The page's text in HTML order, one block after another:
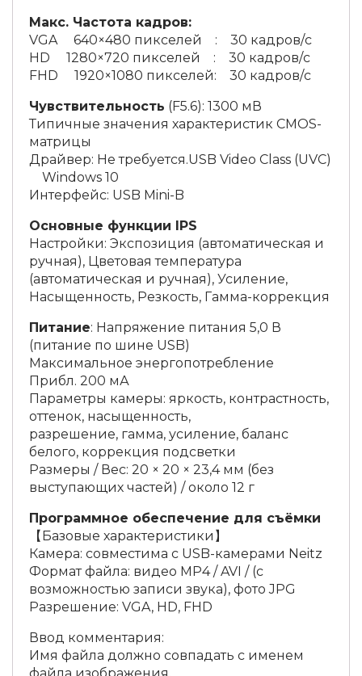
Макс. Частота кадров:
VGA 640×480 пикселей : 30 кадров/с
HD 1280×720 пикселей : 30 кадров/с
FHD 1920×1080 пикселей: 30 кадров/с
Чувствительность (F5.6): 1300 мВ
Типичные значения характеристик CMOS-
матрицы
Драйвер: Не требуется.USB Video Class (UVC)
Windows 10
Интерфейс: USB Mini-B
Основные функции IPS
Настройки: Экспозиция (автоматическая и
ручная), Цветовая температура
(автоматическая и ручная), Усиление,
Насыщенность, Резкость, Гамма-коррекция
Питание: Напряжение питания 5,0 В
(питание по шине USB)
Максимальное энергопотребление
Прибл. 200 мА
Параметры камеры: яркость, контрастность,
оттенок, насыщенность,
разрешение, гамма, усиление, баланс
белого, коррекция подсветки
Размеры / Вес: 20 × 20 × 23,4 мм (без
выступающих частей) / около 12 г
Программное обеспечение для съёмки
【Базовые характеристики】
Камера: совместима с USB-камерами Neitz
Формат файла: видео MP4 / AVI / (с
возможностью записи звука), фото JPG
Разрешение: VGA, HD, FHD
Ввод комментария:
Имя файла должно совпадать с именем
файла изображения.